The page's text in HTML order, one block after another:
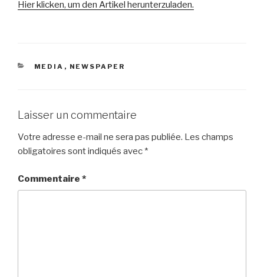
Hier klicken, um den Artikel herunterzuladen.
CATÉGORIES
MEDIA , NEWSPAPER
Laisser un commentaire
Votre adresse e-mail ne sera pas publiée. Les champs
obligatoires sont indiqués avec *
Commentaire *